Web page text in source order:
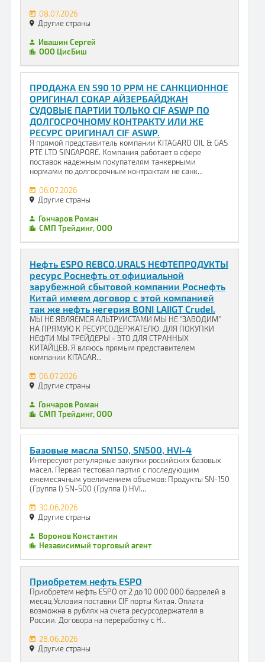
08.07.2026
Другие страны
Ивашин Сергей
ООО ЦисБиш
ПРОДАЖА EN 590 10 PPM НЕ САНКЦИОННОЕ
ОРИГИНАЛ СОКАР АЙЗЕРБАЙДЖАН
СУДОВЫЕ ПАРТИИ ТОЛЬКО CIF ASWP ПО
ДОЛГОСРОЧНОМУ КОНТРАКТУ ИЛИ ЖЕ
РЕСУРС ОРИГИНАЛ CIF ASWP.
Я прямой представитель компании KITAGARO OIL & GAS
PTE LTD SINGAPORE. Компания работает в сфере
поставок надёжным покупателям танкерными
нормами по долгосрочным контрактам не санк...
06.07.2026
Другие страны
Гончаров Роман
СМП Трейдинг, ООО
Нефть ESPO REBCO,URALS НЕФТЕПРОДУКТЫ
ресурс Роснефть от официальной
зарубежной сбытовой компании Роснефть
Китай имеем договор с этой компанией
так же нефть негерия BONI LAIIGT CrudeI.
МЫ НЕ ЯВЛЯЕМСЯ АЛЬТРУИСТАМИ МЫ НЕ "ЗАВОДИМ"
НА ПРЯМУЮ К РЕСУРСОДЕРЖАТЕЛЮ. ДЛЯ ПОКУПКИ
НЕФТИ МЫ ТРЕЙДЕРЫ - ЭТО ДЛЯ СТРАННЫХ
КИТАЙЦЕВ. Я вляюсь прямым представителем
компании KITAGAR...
06.07.2026
Другие страны
Гончаров Роман
СМП Трейдинг, ООО
Базовые масла SN150, SN500, HVI-4
Интересуют регулярные закупки российских базовых
масел. Первая тестовая партия с последующим
ежемесячным увеличением объемов: Продукты SN-150
(Группа I) SN-500 (Группа I) HVI...
30.06.2026
Другие страны
Воронов Константин
Независимый торговый агент
Приобретем нефть ESPO
Приобретем нефть ESPO от 2 до 10 000 000 баррелей в
месяц.Условия поставки CIF порты Китая. Оплата
возможна в рублях на счета ресурсодержателя в
России. Договора на переработку с Н...
28.06.2026
Другие страны